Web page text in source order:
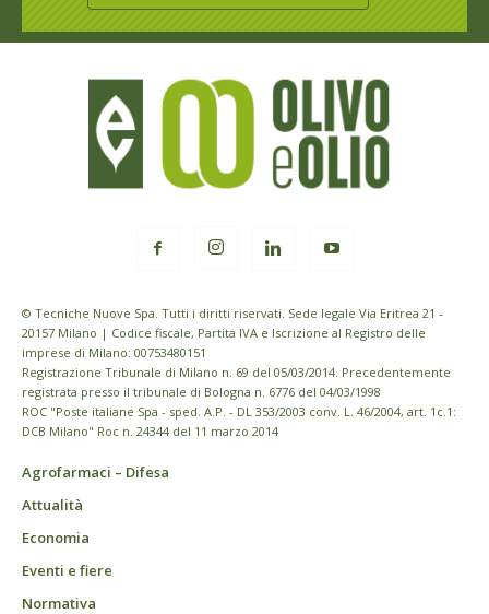
© Tecniche Nuove Spa. Tutti i diritti riservati. Sede legale Via Eritrea 21 -
20157 Milano | Codice fiscale, Partita IVA e Iscrizione al Registro delle
imprese di Milano: 00753480151
Registrazione Tribunale di Milano n. 69 del 05/03/2014. Precedentemente
registrata presso il tribunale di Bologna n. 6776 del 04/03/1998
ROC "Poste italiane Spa - sped. A.P. - DL 353/2003 conv. L. 46/2004, art. 1c.1:
DCB Milano" Roc n. 24344 del 11 marzo 2014
Agrofarmaci – Difesa
Attualità
Economia
Eventi e fiere
Normativa